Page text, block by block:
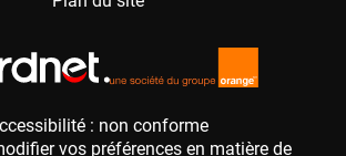
: non conforme
vos préférences en matière de